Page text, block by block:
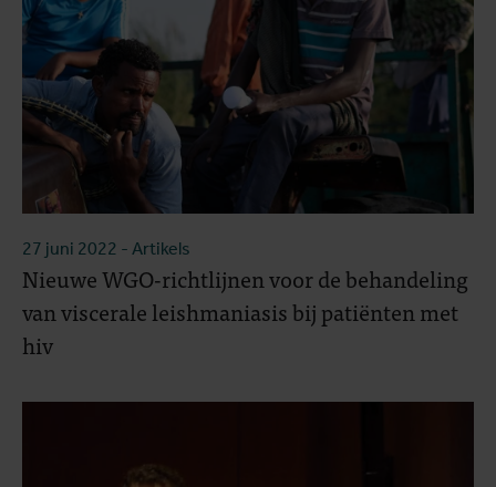
27 juni 2022 - Artikels
Nieuwe WGO-richtlijnen voor de behandeling
van viscerale leishmaniasis bij patiënten met
hiv